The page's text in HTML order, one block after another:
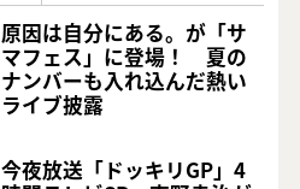
原因は自分にある。が「サ
マフェス」に登場！ 夏の
ナンバーも入れ込んだ熱い
ライブ披露
今夜放送「ドッキリGP」4